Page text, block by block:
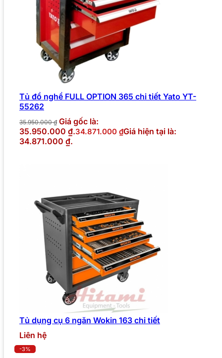
Tủ đồ nghề FULL OPTION 365 chi tiết Yato YT-
55262
35.950.000₫ Giá gốc là:
35.950.000 ₫.34.871.000 ₫Giá hiện tại là:
34.871.000 ₫.
Tủ dụng cụ 6 ngăn Wokin 163 chi tiết
Liên hệ
-3%